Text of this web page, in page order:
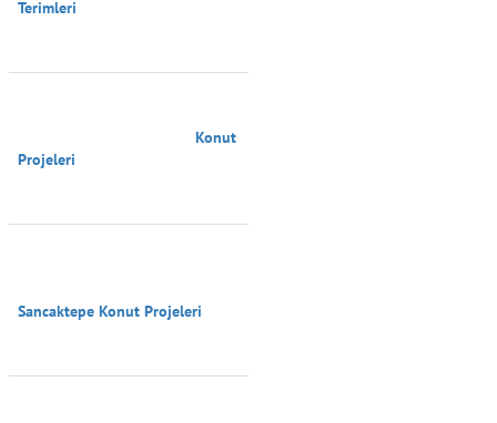
Terimleri
Projeleri
Sancaktepe Konut Projeleri